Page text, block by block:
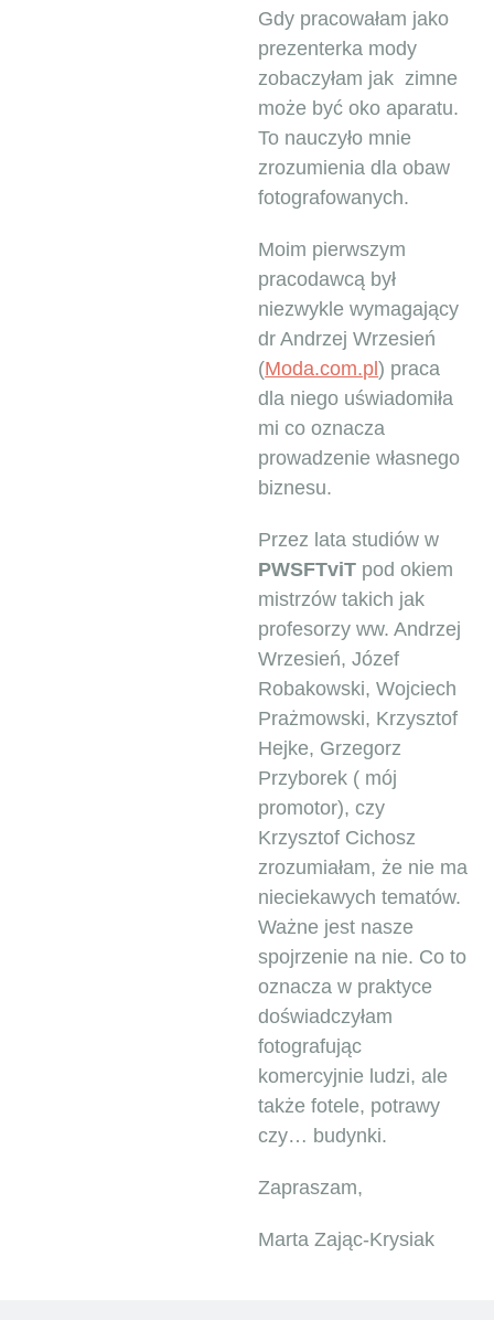
Gdy pracowałam jako
prezenterka mody
zobaczyłam jak zimne
może być oko aparatu.
To nauczyło mnie
zrozumienia dla obaw
fotografowanych.
Moim pierwszym
pracodawcą był
niezwykle wymagający
dr Andrzej Wrzesień
(Moda.com.pl) praca
dla niego uświadomiła
mi co oznacza
prowadzenie własnego
biznesu.
Przez lata studiów w
PWSFTviT pod okiem
mistrzów takich jak
profesorzy ww. Andrzej
Wrzesień, Józef
Robakowski, Wojciech
Prażmowski, Krzysztof
Hejke, Grzegorz
Przyborek ( mój
promotor), czy
Krzysztof Cichosz
zrozumiałam, że nie ma
nieciekawych tematów.
Ważne jest nasze
spojrzenie na nie. Co to
oznacza w praktyce
doświadczyłam
fotografując
komercyjnie ludzi, ale
także fotele, potrawy
czy… budynki.
Zapraszam,
Marta Zając-Krysiak